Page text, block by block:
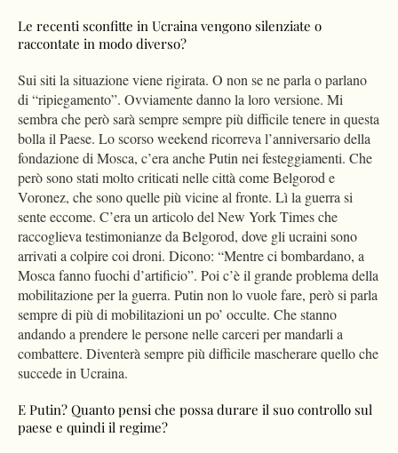
Le recenti sconfitte in Ucraina vengono silenziate o
raccontate in modo diverso?
Sui siti la situazione viene rigirata. O non se ne parla o parlano
di “ripiegamento”. Ovviamente danno la loro versione. Mi
sembra che però sarà sempre sempre più difficile tenere in questa
bolla il Paese. Lo scorso weekend ricorreva l’anniversario della
fondazione di Mosca, c’era anche Putin nei festeggiamenti. Che
però sono stati molto criticati nelle città come Belgorod e
Voronez, che sono quelle più vicine al fronte. Lì la guerra si
sente eccome. C’era un articolo del New York Times che
raccoglieva testimonianze da Belgorod, dove gli ucraini sono
arrivati a colpire coi droni. Dicono: “Mentre ci bombardano, a
Mosca fanno fuochi d’artificio”. Poi c’è il grande problema della
mobilitazione per la guerra. Putin non lo vuole fare, però si parla
sempre di più di mobilitazioni un po’ occulte. Che stanno
andando a prendere le persone nelle carceri per mandarli a
combattere. Diventerà sempre più difficile mascherare quello che
succede in Ucraina.
E Putin? Quanto pensi che possa durare il suo controllo sul
paese e quindi il regime?